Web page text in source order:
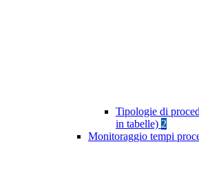
Tipologie di
in tabelle) 2
Monitoraggio tempi